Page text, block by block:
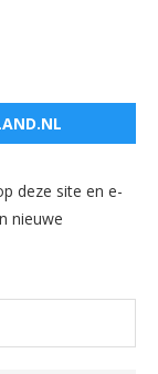
deze site en e-
nieuwe